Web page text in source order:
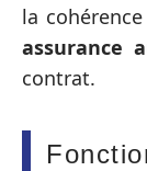
la
assurance
contrat.